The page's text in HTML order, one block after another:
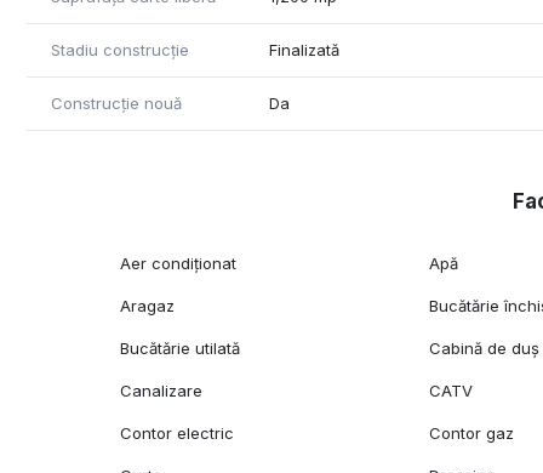
Stadiu construcție Finalizată
Construcție nouă Da
Aer condiționat Apă
Aragaz Bucătărie
Bucătărie utilată Cabină de duș
Canalizare CATV
Contor electric Contor gaz